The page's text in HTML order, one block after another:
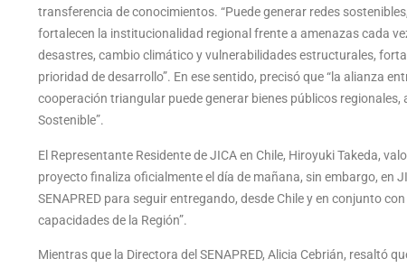
transferencia de conocimientos. “Puede generar redes
fortalecen la institucionalidad regional frente a amenazas cada
desastres, cambio climático y vulnerabilidades estructurales,
prioridad de desarrollo”. En ese sentido, precisó que “la alianza
cooperación triangular puede generar bienes públicos
Sostenible”.
El Representante Residente de JICA en Chile, Hiroyuki Takeda,
proyecto finaliza oficialmente el día de mañana, sin embargo, en
SENAPRED para seguir entregando, desde Chile y en conjunto
capacidades de la Región”.
Mientras que la Directora del SENAPRED, Alicia Cebrián, resaltó